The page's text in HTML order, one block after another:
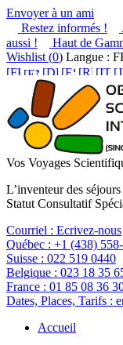
Envoyer à un ami
Restez informés !
aussi !
Haut de
Wishlist (0) Langue :
Vos Voyages
L’inventeur des
Statut Consultatif
Courriel : Ecrivez-nous
Québec : +1 (438)
Suisse : 022 519 0440
Belgique : 023 18 35
France : 01 85 08 36
Dates, Places, Tarifs :
Accueil